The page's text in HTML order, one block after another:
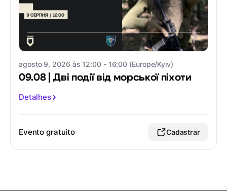
agosto 9, 2026 às 12:00 - 16:00 (Europe/Kyiv)
09.08 | Дві події від морської піхоти
Detalhes
Evento gratuito Cadastrar